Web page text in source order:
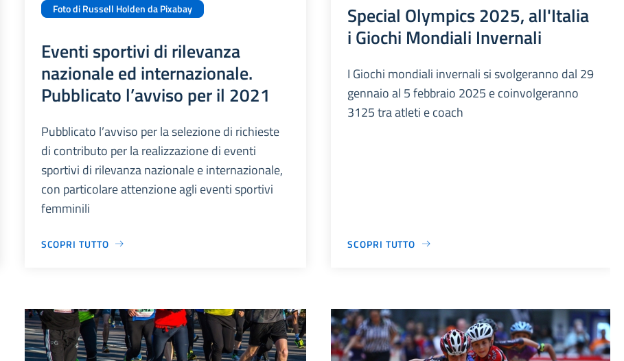
Foto di Russell Holden da Pixabay
Eventi sportivi di rilevanza
nazionale ed internazionale.
Pubblicato l’avviso per il 2021
Pubblicato l’avviso per la selezione di richieste
di contributo per la realizzazione di eventi
sportivi di rilevanza nazionale e internazionale,
con particolare attenzione agli eventi sportivi
femminili
SCOPRI TUTTO
Special Olympics 2025, all'Italia
i Giochi Mondiali Invernali
I Giochi mondiali invernali si svolgeranno dal 29
gennaio al 5 febbraio 2025 e coinvolgeranno
3125 tra atleti e coach
SCOPRI TUTTO